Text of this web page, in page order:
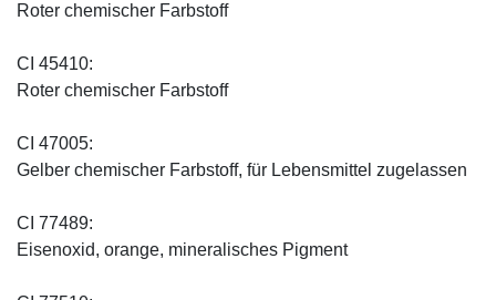
Roter chemischer Farbstoff
CI 45410:
Roter chemischer Farbstoff
CI 47005:
Gelber chemischer Farbstoff, für Lebensmittel zugelassen
CI 77489:
Eisenoxid, orange, mineralisches Pigment